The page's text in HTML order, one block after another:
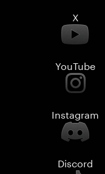
X
YouTube
Instagram
Discord